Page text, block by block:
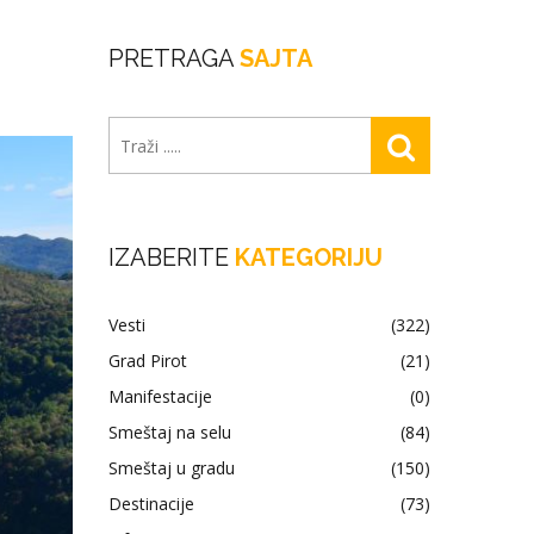
PRETRAGA SAJTA
IZABERITE KATEGORIJU
Vesti
(322)
Grad Pirot
(21)
Manifestacije
(0)
Smeštaj na selu
(84)
Smeštaj u gradu
(150)
Destinacije
(73)